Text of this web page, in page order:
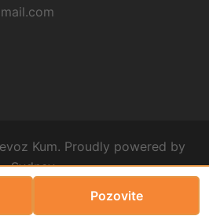
Pozovite
Kum. Proudly powered by
Sydney